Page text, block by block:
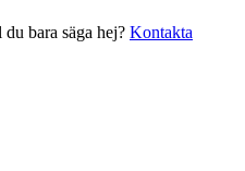
bara säga hej? Kontakta